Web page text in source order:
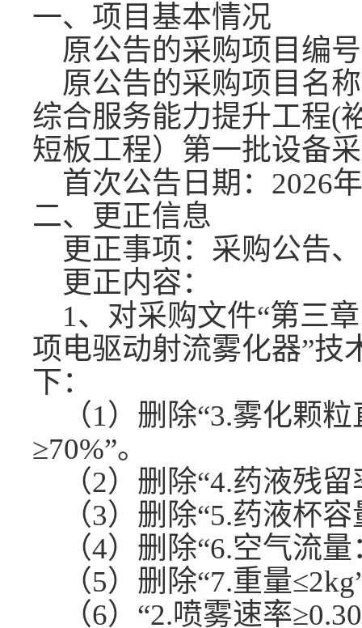
一、项目基本情况
原公告的采购项目编
原公告的采购项目名
综合服务能力提升工程(
短板工程）第一批设备
首次公告日期： 2026
二、更正信息
更正事项：采购公告
更正内容：
1、 对采购文件“第三
项电驱动射流雾化器”技
下：
（1）删除“3.雾化颗
≥70%”。
（2）删除“4.药液残留
（3）删除“5.药液杯容
（4）删除“6.空气流
（5）删除“7.重量
（6）“2.喷雾速率